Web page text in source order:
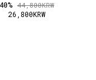
40% 44,800KRW
26,800KRW